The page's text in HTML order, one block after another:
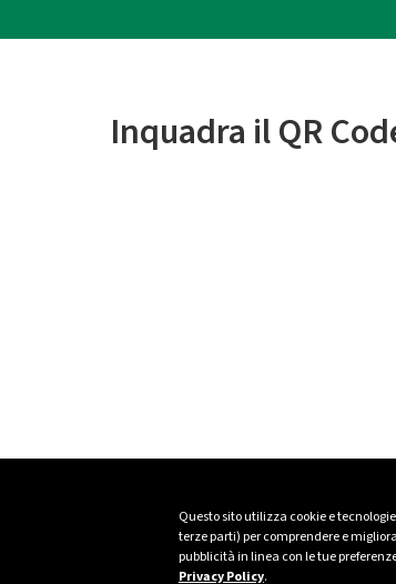
Questo sito utilizza cookie e
terze parti) per comprendere e
pubblicità in linea con le tue
Privacy Policy.
Inquadra il QR